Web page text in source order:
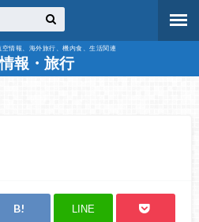
情報、海外旅行、機内食、生活関連
報・旅行
LINE